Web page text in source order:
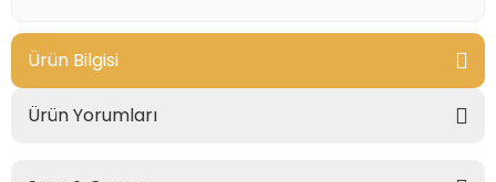
Ürün Bilgisi
Ürün Yorumları